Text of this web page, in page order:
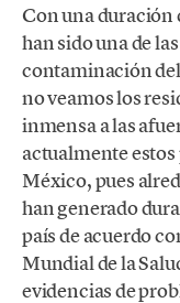
Con una duración
han sido una de
contaminación
no veamos los
inmensa a las
actualmente
México, pues
han generado
país de acuerdo
Mundial de la
evidencias de